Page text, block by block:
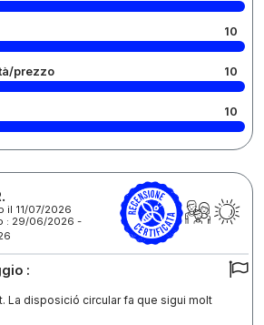
10
prezzo 10
10
il 11/07/2026
: 29/06/2026 -
:
La disposició circular fa que sigui molt